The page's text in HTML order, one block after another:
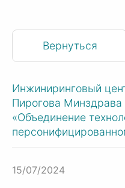
Инжиниринговый
Пирогова
«Объединение
15/07/2024
Вернуться